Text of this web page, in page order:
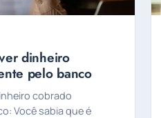
dinheiro
pelo banco
cobrado
Você sabia que é